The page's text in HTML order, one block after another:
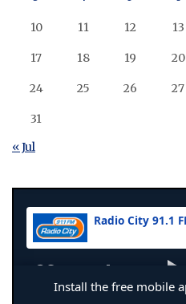
10 11 12 13
17 18 19 20
24 25 26 27
31
« Jul